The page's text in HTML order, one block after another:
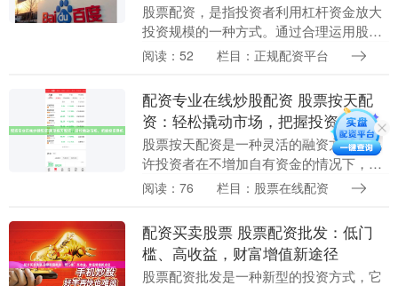
股票配资，是指投资者利用杠杆资金放大
投资规模的一种方式。通过合理运用股票
配资，投资者可以有效提升收益率，实现
经营资....
阅读：52 栏目：正规配资平台
配资专业在线炒股配资 股票按天配
资：轻松撬动市场，把握投资良机
股票按天配资是一种灵活的融资方式，允
许投资者在不增加自有资金的情况下，放
大投资规模。通过向配资公司借入资金，
收益。 * **....
阅读：76 栏目：股票在线配资
配资买卖股票 股票配资批发：低门
槛、高收益，财富增值新途径
股票配资批发是一种新型的投资方式，它